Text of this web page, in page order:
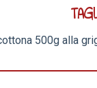
500g alla